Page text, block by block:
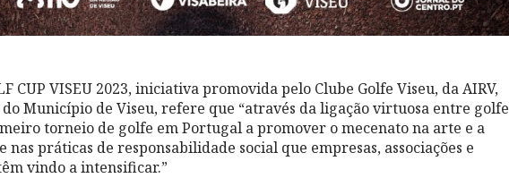
CUP VISEU 2023, iniciativa promovida pelo Clube Golfe Viseu, da AIRV,
Município de Viseu, refere que “através da ligação virtuosa entre golfe
torneio de golfe em Portugal a promover o mecenato na arte e a
práticas de responsabilidade social que empresas, associações e
vindo a intensificar.”